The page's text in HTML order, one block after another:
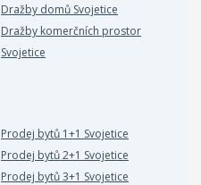
Dražby domů Svojetice
Dražby komerčních prostor
Svojetice
Prodej bytů 1+1 Svojetice
Prodej bytů 2+1 Svojetice
Prodej bytů 3+1 Svojetice